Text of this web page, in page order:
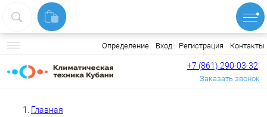
Определение Вход Регистрация Контакты
+7 (861) 290-03-32
Заказать звонок
Главная